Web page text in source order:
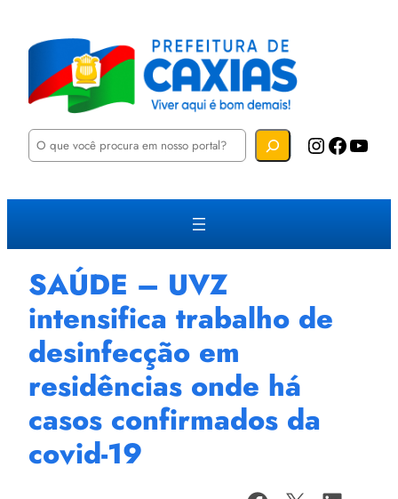
P
u
a
Instagram Facebook YouTube
SAÚDE – UVZ
intensifica trabalho de
desinfecção em
residências onde há
casos confirmados da
covid-19